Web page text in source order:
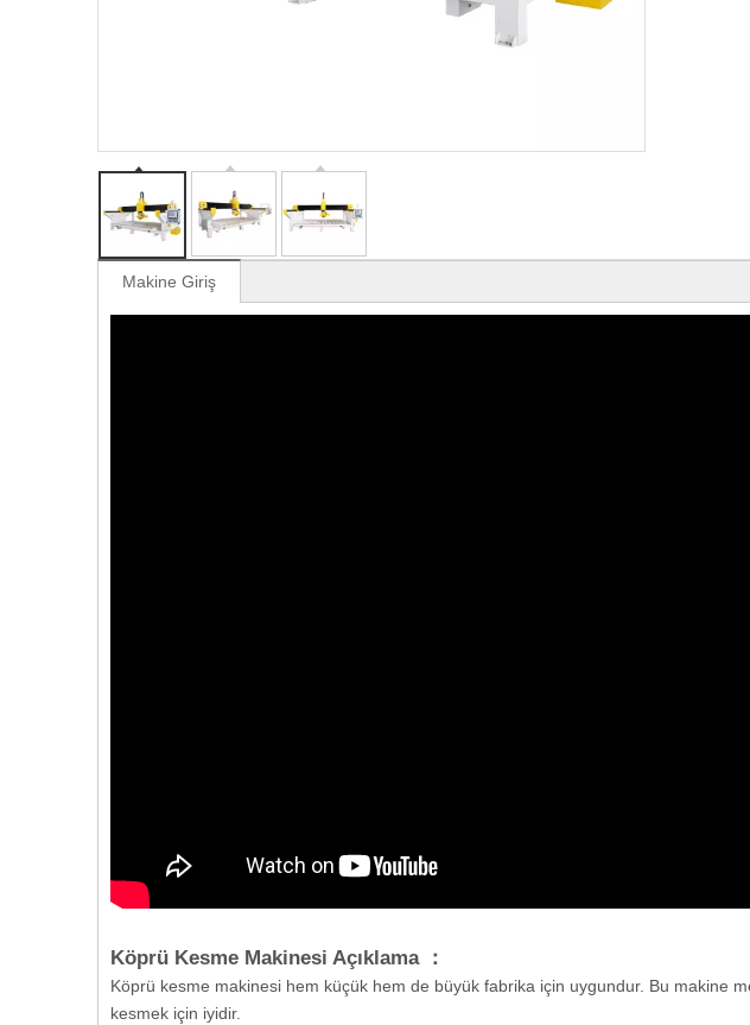
Makine Giriş
Köprü Kesme Makinesi Açıklama ：
Köprü kesme makinesi hem küçük hem de büyük fabrika için uygundur. Bu makine
kesmek için iyidir.